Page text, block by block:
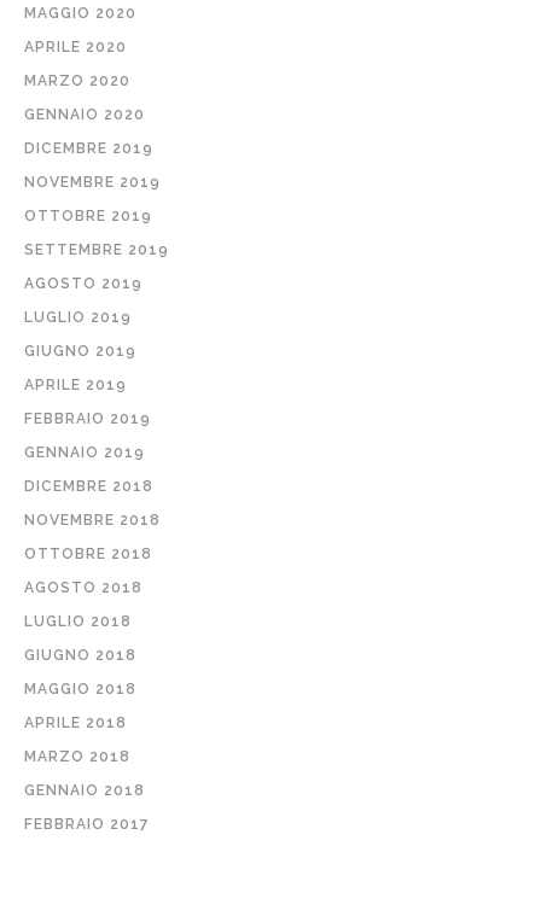
MAGGIO 2020
APRILE 2020
MARZO 2020
GENNAIO 2020
DICEMBRE 2019
NOVEMBRE 2019
OTTOBRE 2019
SETTEMBRE 2019
AGOSTO 2019
LUGLIO 2019
GIUGNO 2019
APRILE 2019
FEBBRAIO 2019
GENNAIO 2019
DICEMBRE 2018
NOVEMBRE 2018
OTTOBRE 2018
AGOSTO 2018
LUGLIO 2018
GIUGNO 2018
MAGGIO 2018
APRILE 2018
MARZO 2018
GENNAIO 2018
FEBBRAIO 2017